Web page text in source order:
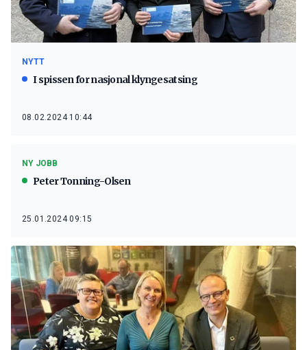
NYTT
I spissen for nasjonal klyngesatsing
08.02.2024 10:44
NY JOBB
Peter Tonning-Olsen
25.01.2024 09:15